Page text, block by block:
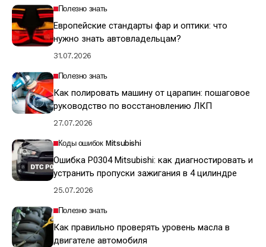
Полезно знать
Европейские стандарты фар и оптики: что
нужно знать автовладельцам?
31.07.2026
Полезно знать
Как полировать машину от царапин: пошаговое
руководство по восстановлению ЛКП
27.07.2026
Коды ошибок Mitsubishi
Ошибка P0304 Mitsubishi: как диагностировать и
устранить пропуски зажигания в 4 цилиндре
25.07.2026
Полезно знать
Как правильно проверять уровень масла в
двигателе автомобиля